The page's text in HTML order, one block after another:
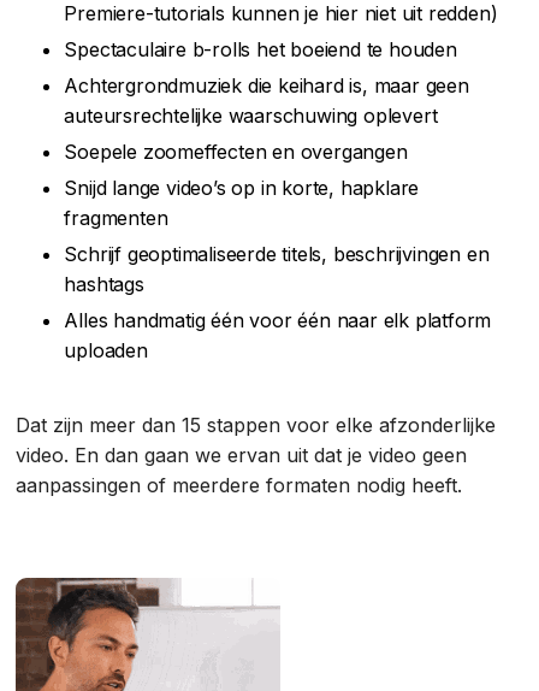
Premiere-tutorials kunnen je hier niet uit redden)
Spectaculaire b-rolls het boeiend te houden
Achtergrondmuziek die keihard is, maar geen
auteursrechtelijke waarschuwing oplevert
Soepele zoomeffecten en overgangen
Snijd lange video’s op in korte, hapklare
fragmenten
Schrijf geoptimaliseerde titels, beschrijvingen en
hashtags
Alles handmatig één voor één naar elk platform
uploaden
Dat zijn meer dan 15 stappen voor elke afzonderlijke
video. En dan gaan we ervan uit dat je video geen
aanpassingen of meerdere formaten nodig heeft.